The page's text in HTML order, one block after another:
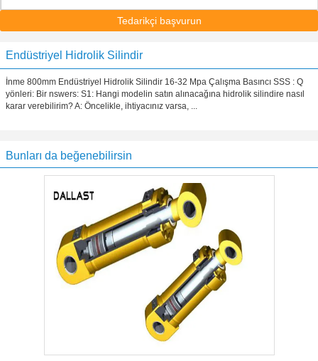
Tedarikçi başvurun
Endüstriyel Hidrolik Silindir
İnme 800mm Endüstriyel Hidrolik Silindir 16-32 Mpa Çalışma Basıncı SSS : Q
yönleri: Bir nswers: S1: Hangi modelin satın alınacağına hidrolik silindire nasıl
karar verebilirim? A: Öncelikle, ihtiyacınız varsa, ...
Bunları da beğenebilirsin